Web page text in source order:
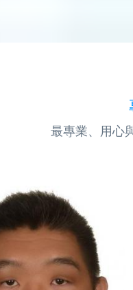
最專業、用心